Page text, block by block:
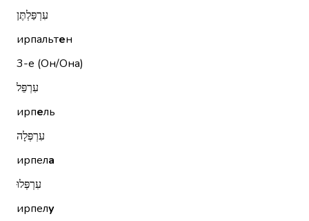
עִרְפַּלְתֶּן
ирпальтен
3-е (Он/Она)
עִרְפֵּל
ирпель
עִרְפְּלָה
ирпела
עִרְפְּלוּ
ирпелу